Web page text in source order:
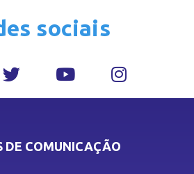
sociais
DE COMUNICAÇÃO